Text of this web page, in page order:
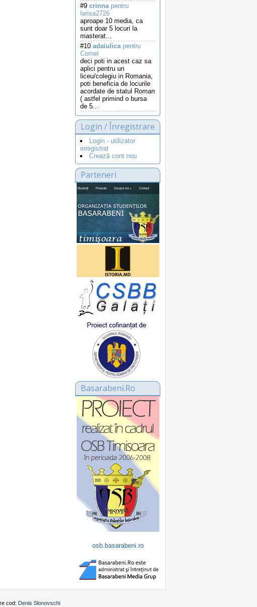
#9 crinnapentru
larisa2726
aproape 10 media, ca
sunt doar 5 locuri la
masterat...
#10 adaiulicapentru
Cornel
deci poti in acest caz sa
aplici pentru un
liceu/colegiu in Romania,
poti beneficia de locurile
acordate de statul Roman
( astfel primind o bursa
de 5...
Login / Înregistrare
Login - utilizator
inregistrat
Crează cont nou
Parteneri
Basarabeni.Ro
osb.basarabeni.ro
cod: Denis Slonovschi